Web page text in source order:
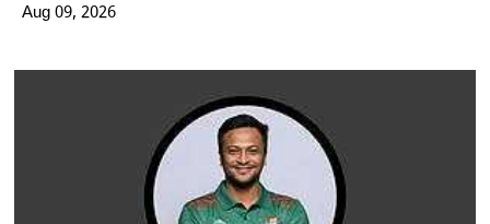
Aug 09, 2026